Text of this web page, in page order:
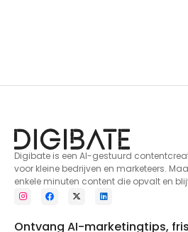
Digibate is een AI-gestuurd
voor kleine bedrijven en marketeers.
enkele minuten content die opvalt en
Ontvang AI-marketingtips,